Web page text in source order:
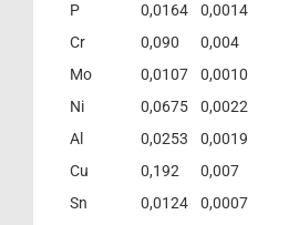
P
0,0164 0,0014
Cr
0,090 0,004
Mo
0,0107 0,0010
Ni
0,0675 0,0022
Al
0,0253 0,0019
Cu
0,192 0,007
Sn
0,0124 0,0007